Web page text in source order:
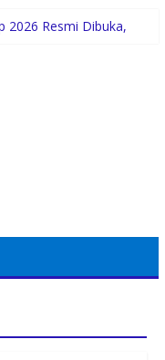
2026 Resmi Dibuka,
Diduga Telan Korban
Hadirkan
Kantor
Peresmian
dan Kulit Kepala